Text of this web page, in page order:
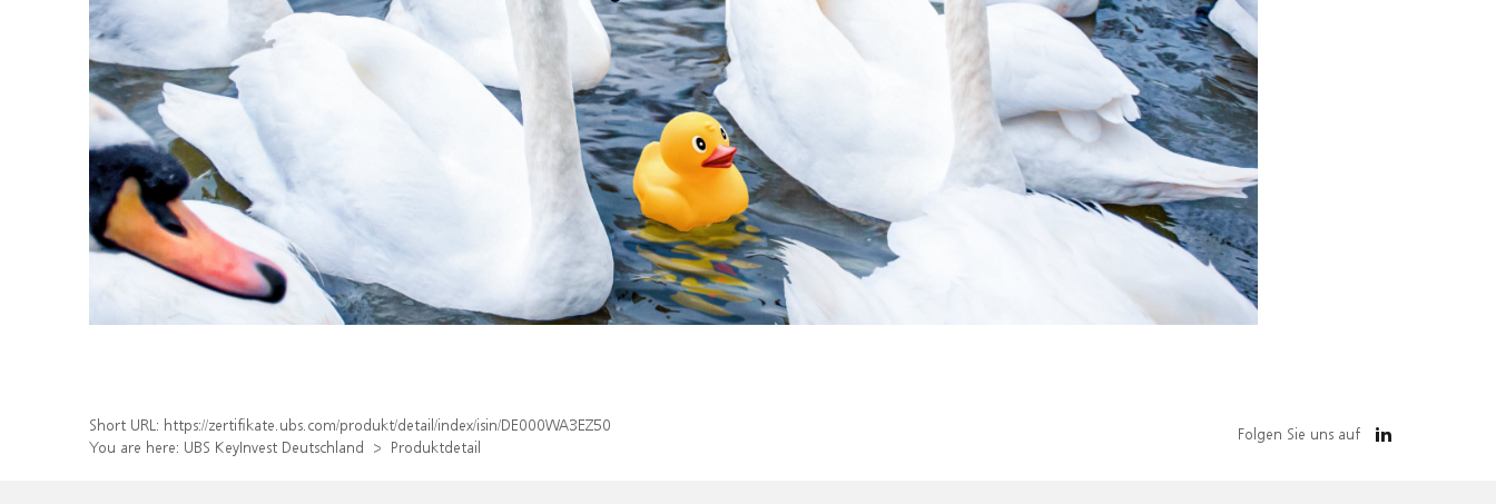
Short URL: https://zertifikate.ubs.com/produkt/detail/index/isin/DE000WA3EZ50
You are here: UBS KeyInvest Deutschland Produktdetail
Folgen Sie uns auf